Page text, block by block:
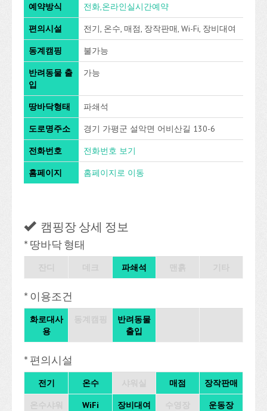
예약방식 전화,온라인실시간예약
편의시설 전기, 온수, 매점, 장작판매, Wi-Fi, 장비대여
동계캠핑 불가능
반려동물 출
입
가능
땅바닥형태 파쇄석
도로명주소 경기 가평군 설악면 어비산길 130-6
전화번호 전화번호 보기
홈페이지 홈페이지로 이동
캠핑장 상세 정보
* 땅바닥 형태
파쇄석
* 이용조건
화로대사
용
반려동물
출입
* 편의시설
전기 온수 매점 장작판매
WiFi 장비대여 운동장